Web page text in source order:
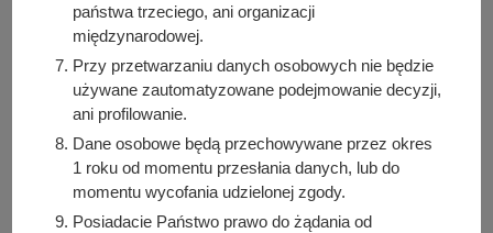
Urząd Miasta i Gminy Kórnik
pl. Niepodległości 1
62-035 Kórnik
Sprawdź także
państwa trzeciego, ani organizacji
międzynarodowej.
Przy przetwarzaniu danych osobowych nie będzie
używane zautomatyzowane podejmowanie decyzji,
ani profilowanie.
Dane osobowe będą przechowywane przez okres
1 roku od momentu przesłania danych, lub do
momentu wycofania udzielonej zgody.
Posiadacie Państwo prawo do żądania od